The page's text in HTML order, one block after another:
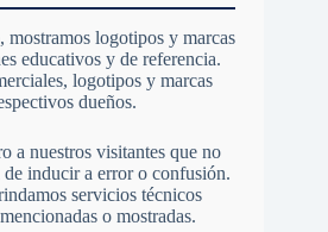
mostramos logotipos y marcas
educativos y de referencia.
logotipos y marcas
dueños.
a nuestros visitantes que no
inducir a error o confusión.
servicios técnicos
o mostradas.